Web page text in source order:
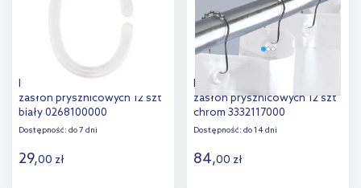
Kleine Wolke DV-Ringe kółka
zasłon prysznicowych 12 szt
biały 0268100000
Dostępność: do 7 dni
29,00 zł
Kleine Wolke Boccia kółka
zasłon prysznicowych 12 szt
chrom 3332117000
Dostępność: do 14 dni
84,00 zł